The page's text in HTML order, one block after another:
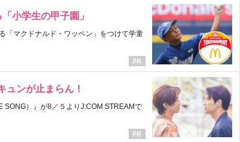
小学生の甲子園」
「マクドナルド・ワッペン」をつけて学童
ュンが止まらん！
SONG）』が8／５よりJ:COM STREAMで